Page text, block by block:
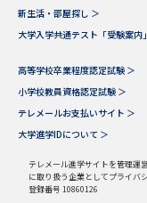
新生活・部屋探し ＞
大学入学共通テスト「受験案内
高等学校卒業程度認定試験 ＞
小学校教員資格認定試験 ＞
テレメールお支払いサイト ＞
大学進学IDについて ＞
テレメール進学サイトを管理運
に取り扱う企業としてプライバ
登録番号 10860126